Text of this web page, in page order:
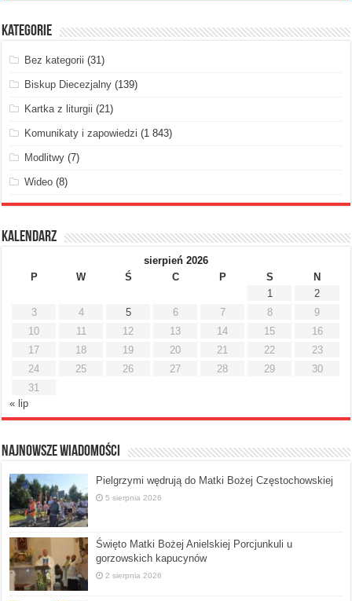
Kategorie
Bez kategorii (31)
Biskup Diecezjalny (139)
Kartka z liturgii (21)
Komunikaty i zapowiedzi (1 843)
Modlitwy (7)
Wideo (8)
Kalendarz
sierpień 2026
P
W Ś C P S
N
1
2
3
4 5 6 7 8
9
10
11 12 13 14 15
16
17
18 19 20 21 22
23
24
25 26 27 28 29
30
31
« lip
Najnowsze Wiadomości
Pielgrzymi wędrują do Matki Bożej Częstochowskiej
5 sierpnia 2026
Święto Matki Bożej Anielskiej Porcjunkuli u
gorzowskich kapucynów
2 sierpnia 2026